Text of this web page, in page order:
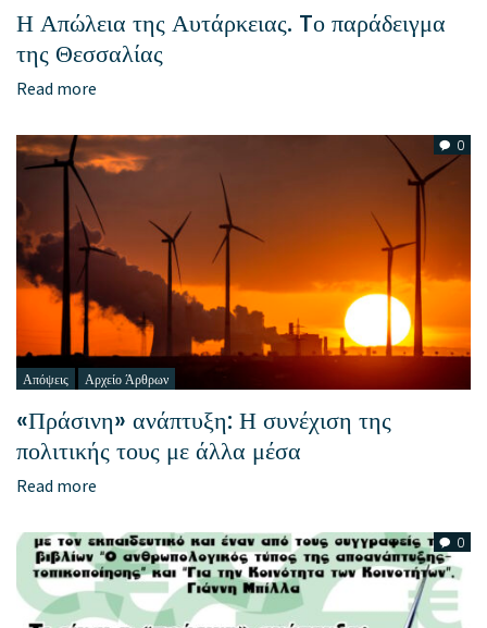
Η Απώλεια της Αυτάρκειας. Tο παράδειγμα
της Θεσσαλίας
Read more
0
Απόψεις Αρχείο Άρθρων
«Πράσινη» ανάπτυξη: Η συνέχιση της
πολιτικής τους με άλλα μέσα
Read more
0